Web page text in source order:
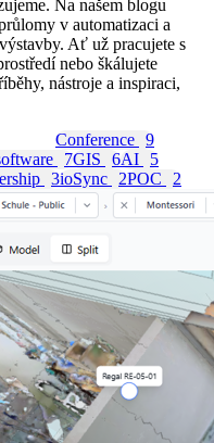
Na našem blogu
v automatizaci a
Ať už pracujete s
nebo škálujete
nástroje a inspiraci,
Conference 9
7GIS 6AI
5
3ioSync 2POC 2